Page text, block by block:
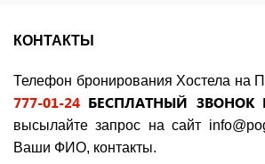
КОНТАКТЫ
Телефон бронирования Хостела на
777-01-24 БЕСПЛАТНЫЙ ЗВОНОК
высылайте запрос на сайт
Ваши ФИО, контакты.